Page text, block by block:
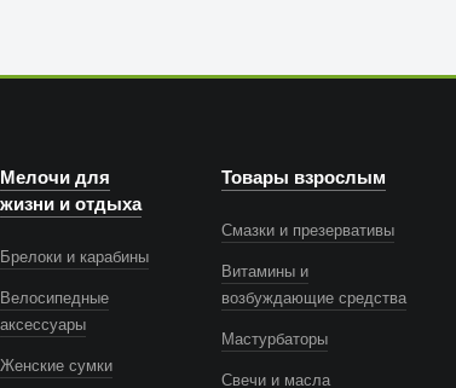
Мелочи для
жизни и отдыха
Брелоки и карабины
Велосипедные
аксессуары
Женские сумки
Товары взрослым
Смазки и презервативы
Витамины и
возбуждающие средства
Мастурбаторы
Свечи и масла